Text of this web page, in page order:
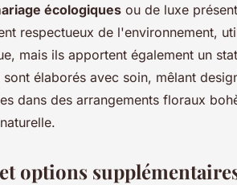
écologiques ou de luxe
respectueux de l'environnement,
mais ils apportent également un
sont élaborés avec soin, mêlant
dans des arrangements floraux
options